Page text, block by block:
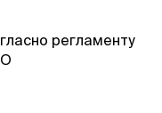
регламенту